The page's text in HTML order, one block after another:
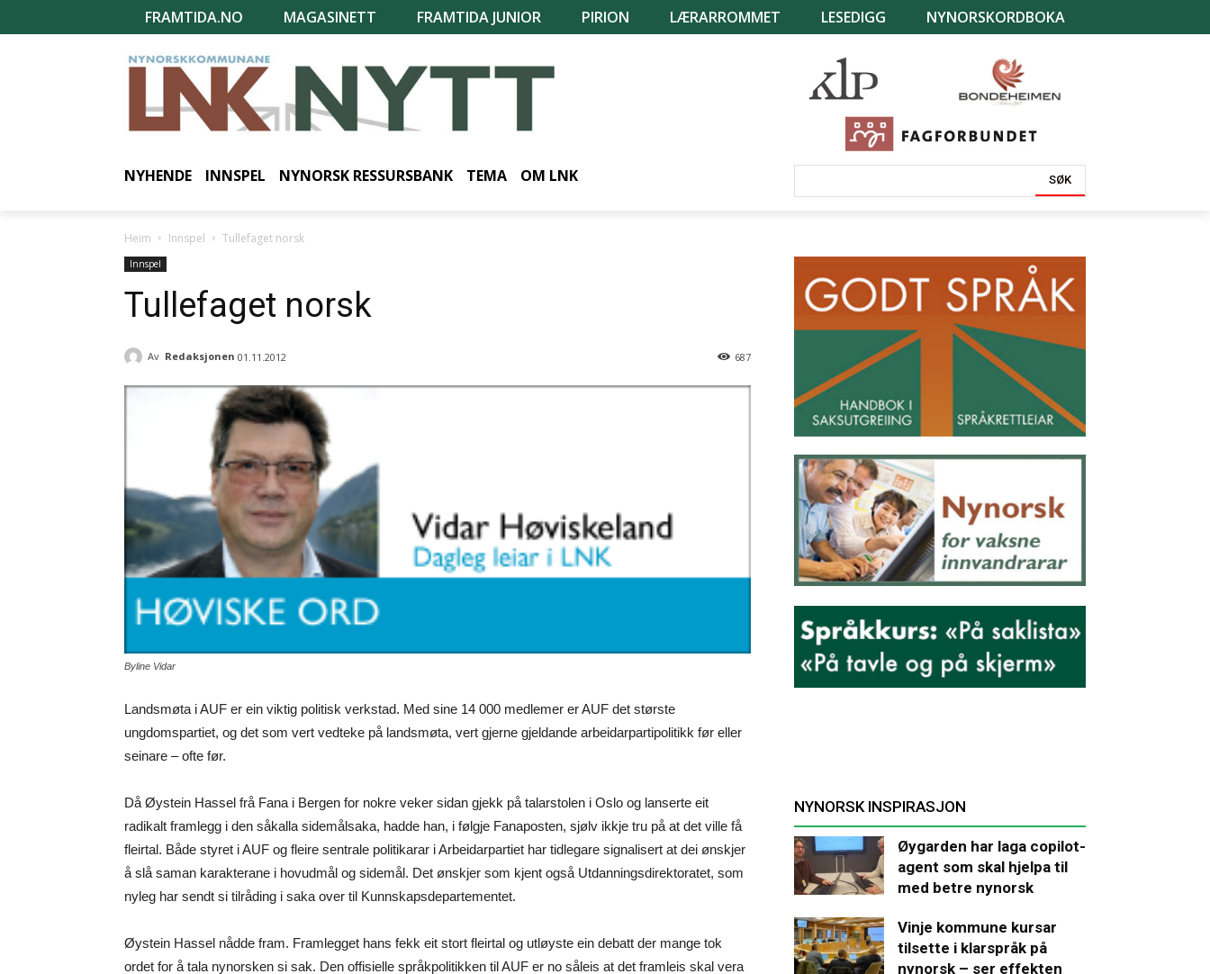
FRAMTIDA.NO MAGASINETT FRAMTIDA JUNIOR PIRION LÆRARROMMET LESEDIGG NYNORSKORDBOKA
NYHENDE INNSPEL NYNORSK RESSURSBANK TEMA OM LNK SØK
Heim Innspel Tullefaget norsk
Innspel
Tullefaget norsk
Av Redaksjonen 01.11.2012 687
Byline Vidar
Landsmøta i AUF er ein viktig politisk verkstad. Med sine 14 000 medlemer er AUF det største
ungdomspartiet, og det som vert vedteke på landsmøta, vert gjerne gjeldande arbeidarpartipolitikk før eller
seinare – ofte før.
Då Øystein Hassel frå Fana i Bergen for nokre veker sidan gjekk på talarstolen i Oslo og lanserte eit
radikalt framlegg i den såkalla sidemålsaka, hadde han, i følgje Fanaposten, sjølv ikkje tru på at det ville få
fleirtal. Både styret i AUF og fleire sentrale politikarar i Arbeidarpartiet har tidlegare signalisert at dei ønskjer
å slå saman karakterane i hovudmål og sidemål. Det ønskjer som kjent også Utdanningsdirektoratet, som
nyleg har sendt si tilråding i saka over til Kunnskapsdepartementet.
Øystein Hassel nådde fram. Framlegget hans fekk eit stort fleirtal og utløyste ein debatt der mange tok
ordet for å tala nynorsken si sak. Den offisielle språkpolitikken til AUF er no såleis at det framleis skal vera
NYNORSK INSPIRASJON
Øygarden har laga copilot-
agent som skal hjelpa til
med betre nynorsk
Vinje kommune kursar
tilsette i klarspråk på
nynorsk – ser effekten